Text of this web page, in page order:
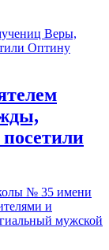
№ 35 имени
и
мужской